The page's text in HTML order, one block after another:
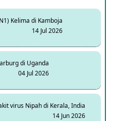
Kelima di Kamboja
14 Jul 2026
di Uganda
04 Jul 2026
virus Nipah di Kerala, India
14 Jun 2026